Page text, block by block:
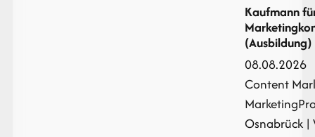
Kaufmann
(Ausbildung)
08.08.2026
Content
Marketing
Osnabrück |